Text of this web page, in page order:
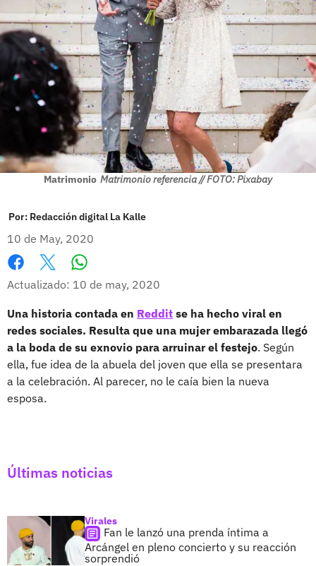
Matrimonio Matrimonio referencia // FOTO: Pixabay
Por: Redacción digital La Kalle
10 de May, 2020
Facebook
X
Actualizado: 10 de may, 2020
Una historia contada en Reddit se ha hecho viral en
redes sociales. Resulta que una mujer embarazada llegó
a la boda de su exnovio para arruinar el festejo. Según
ella, fue idea de la abuela del joven que ella se presentara
a la celebración. Al parecer, no le caía bien la nueva
esposa.
Últimas noticias
Virales
Fan le lanzó una prenda íntima a
Arcángel en pleno concierto y su reacción
sorprendió